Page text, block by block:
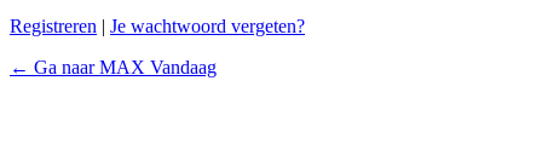
Registreren | Je wachtwoord vergeten?
← Ga naar MAX Vandaag